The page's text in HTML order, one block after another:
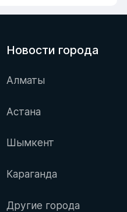
Новости города
Алматы
Астана
Шымкент
Караганда
Другие города